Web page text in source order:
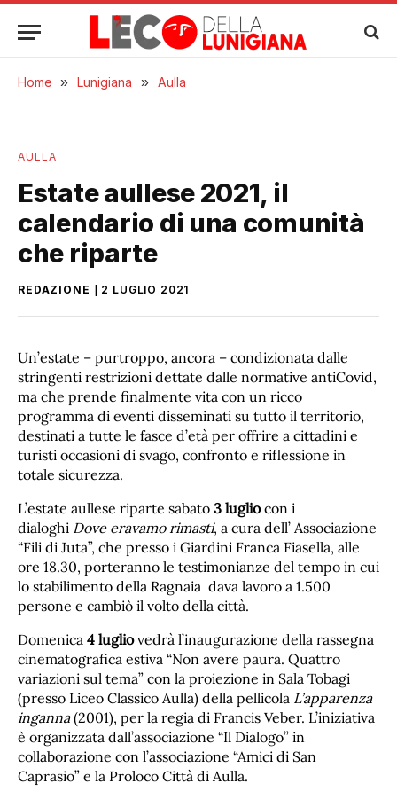
Home » Lunigiana » Aulla
AULLA
Estate aullese 2021, il
calendario di una comunità
che riparte
REDAZIONE 2 LUGLIO 2021
Un’estate – purtroppo, ancora – condizionata dalle
stringenti restrizioni dettate dalle normative antiCovid,
ma che prende finalmente vita con un ricco
programma di eventi disseminati su tutto il territorio,
destinati a tutte le fasce d’età per offrire a cittadini e
turisti occasioni di svago, confronto e riflessione in
totale sicurezza.
L’estate aullese riparte sabato 3 lugliocon i
dialoghi Dove eravamo rimasti, a cura dell’ Associazione
“Fili di Juta”, che presso i Giardini Franca Fiasella, alle
ore 18.30, porteranno le testimonianze del tempo in cui
lo stabilimento della Ragnaia dava lavoro a 1.500
persone e cambiò il volto della città.
Domenica 4 lugliovedrà l’inaugurazione della rassegna
cinematografica estiva “Non avere paura. Quattro
variazioni sul tema” con la proiezione in Sala Tobagi
(presso Liceo Classico Aulla) della pellicola L’apparenza
inganna(2001), per la regia di Francis Veber. L’iniziativa
è organizzata dall’associazione “Il Dialogo” in
collaborazione con l’associazione “Amici di San
Caprasio” e la Proloco Città di Aulla.